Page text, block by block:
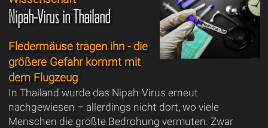
Nipah-Virus in Thailand
Fledermäuse tragen ihn - die
größere Gefahr kommt mit
dem Flugzeug
In Thailand wurde das Nipah-Virus erneut
nachgewiesen – allerdings nicht dort, wo viele
Menschen die größte Bedrohung vermuten. Zwar